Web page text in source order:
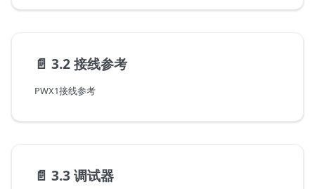
📄️ 3.2 接线参考
PWX1接线参考
📄️ 3.3 调试器